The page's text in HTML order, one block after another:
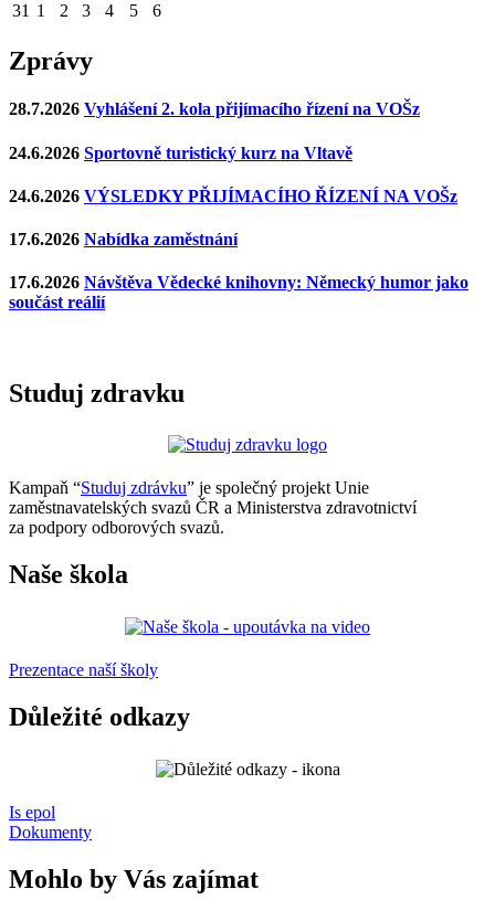
31 1 2 3 4 5 6
Zprávy
28.7.2026 Vyhlášení 2. kola přijímacího řízení na VOŠz
24.6.2026 Sportovně turistický kurz na Vltavě
24.6.2026 VÝSLEDKY PŘIJÍMACÍHO ŘÍZENÍ NA VOŠz
17.6.2026 Nabídka zaměstnání
17.6.2026 Návštěva Vědecké knihovny: Německý humor jako
součást reálií
Studuj zdravku
Kampaň “Studuj zdrávku” je společný projekt Unie
zaměstnavatelských svazů ČR a Ministerstva zdravotnictví
za podpory odborových svazů.
Naše škola
Prezentace naší školy
Důležité odkazy
Is epol
Dokumenty
Mohlo by Vás zajímat